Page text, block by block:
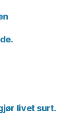
livet surt.